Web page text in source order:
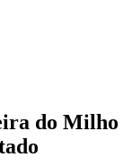
do Milho